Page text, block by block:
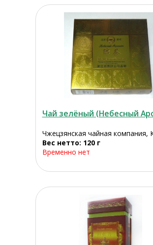
Чай зелёный (Небесный
Чжецзянская чайная компания,
Вес нетто: 120 г
Временно нет